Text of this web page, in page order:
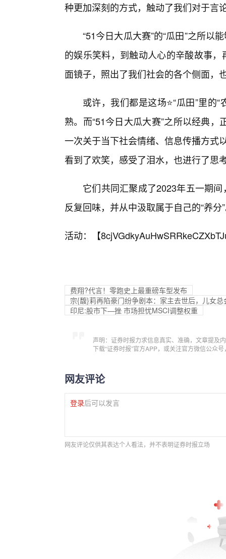
种更加深刻的方式，触动了我们对于言
“51今日大瓜大赛”的“瓜田”之所以
的娱乐笑料，到触动人心的辛酸故事
面镜子，照出了我们社会的各个侧面，
或许，我们都是这场⭐“瓜田”里的
熟。而“51今日大瓜大赛”之所以经典
一次关于当下社会情绪、信息传播方式
看到了欢笑，感受了泪水，也进行了思
它们共同汇聚成了2023年五一期
反复回味，并从中汲取属于自己的“养分
活动：【
费翔?代言！零跑史上最重磅车型发布
宗{馥}莉再陷豪门纷争剧本：家主去世后，儿女总
印尼:股市下—挫 市场担忧MSCI调整权重
声明：证券时报力求信息真实、准确，文章提及
下载“证券时报”官方APP，或关注官方微信公众
网友评论
登录后可以发言
网友评论仅供其表达个人看法，并不表明证券时报立场